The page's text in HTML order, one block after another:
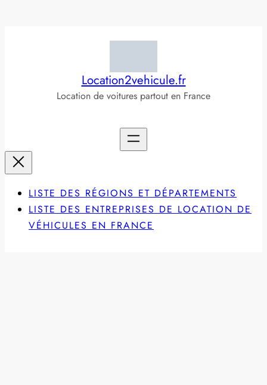
Location2vehicule.fr
Location de voitures partout en France
LISTE DES RÉGIONS ET DÉPARTEMENTS
LISTE DES ENTREPRISES DE LOCATION DE
VÉHICULES EN FRANCE